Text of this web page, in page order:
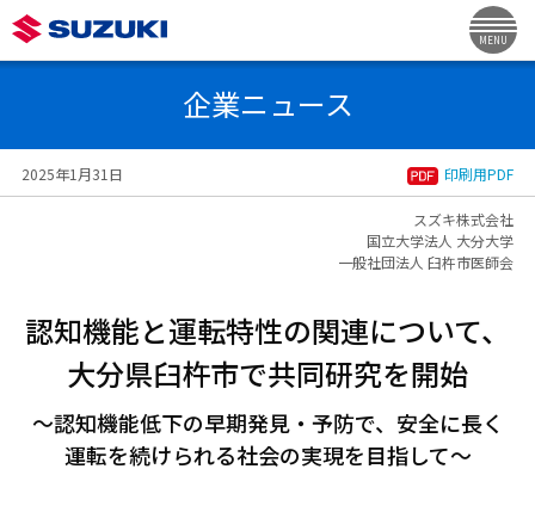
MENU
企業ニュース
2025年1月31日 印刷用PDF
スズキ株式会社
国立大学法人 大分大学
一般社団法人 臼杵市医師会
認知機能と運転特性の関連について、
大分県臼杵市で共同研究を開始
～認知機能低下の早期発見・予防で、安全に長く
運転を続けられる社会の実現を目指して～